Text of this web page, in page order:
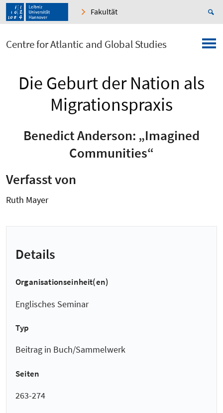
Fakultät
Centre for Atlantic and Global Studies
Die Geburt der Nation als
Migrationspraxis
Benedict Anderson: „Imagined
Communities“
Verfasst von
Ruth Mayer
Details
Organisationseinheit(en)
Englisches Seminar
Typ
Beitrag in Buch/Sammelwerk
Seiten
263-274